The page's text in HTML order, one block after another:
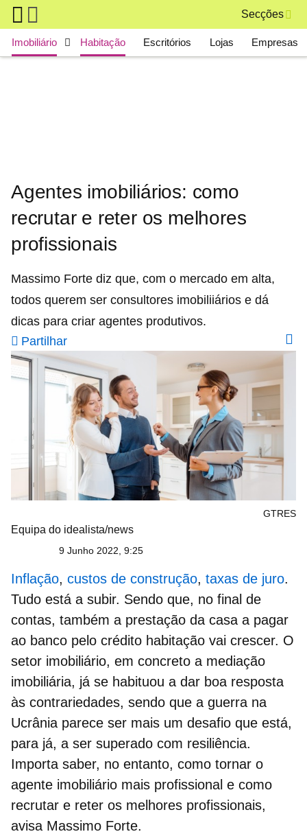
Skip to main content
Secções
Main navigation
Imobiliário Habitação Escritórios Lojas Empresas
Agentes imobiliários: como
recrutar e reter os melhores
profissionais
Massimo Forte diz que, com o mercado em alta,
todos querem ser consultores imobiliiários e dá
dicas para criar agentes produtivos.
Partilhar
GTRES
Equipa do idealista/news
9 Junho 2022, 9:25
Inflação, custos de construção, taxas de juro.
Tudo está a subir. Sendo que, no final de
contas, também a prestação da casa a pagar
ao banco pelo crédito habitação vai crescer. O
setor imobiliário, em concreto a mediação
imobiliária, já se habituou a dar boa resposta
às contrariedades, sendo que a guerra na
Ucrânia parece ser mais um desafio que está,
para já, a ser superado com resiliência.
Importa saber, no entanto, como tornar o
agente imobiliário mais profissional e como
recrutar e reter os melhores profissionais,
avisa Massimo Forte.